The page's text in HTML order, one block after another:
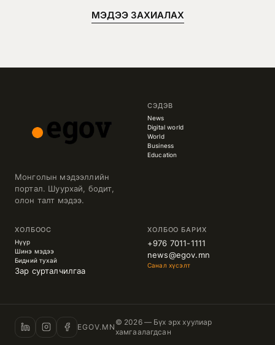
МЭДЭЭ ЗАХИАЛАХ
Монголын мэдээллийн
портал. Шуурхай, бодит,
олон талт мэдээ.
СЭДЭВ
News
Digital world
World
Business
Education
ХОЛБООС
Нүүр
Шинэ мэдээ
Бидний тухай
Зар сурталчилгаа
ХОЛБОО БАРИХ
+976 7011-1111
news@egov.mn
Санал хүсэлт
EGOV.MN
© 2026 — Бүх эрх хуулиар
хамгаалагдсан